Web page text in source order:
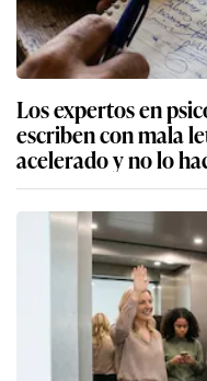
Los expertos en
escriben con mala
acelerado y no lo